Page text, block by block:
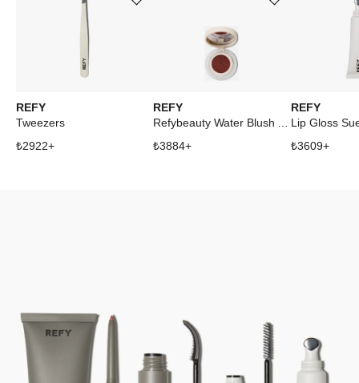
REFY
Tweezers
₺2922+
Ürünü istek listesine ekle veya listeden çıkar
REFY
₺3884+
Ürünü istek listesine ekle veya listeden çıkar
REFY
Lip Gloss
₺3609+